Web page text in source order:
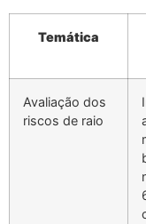
Temática
Avaliação dos
riscos de raio